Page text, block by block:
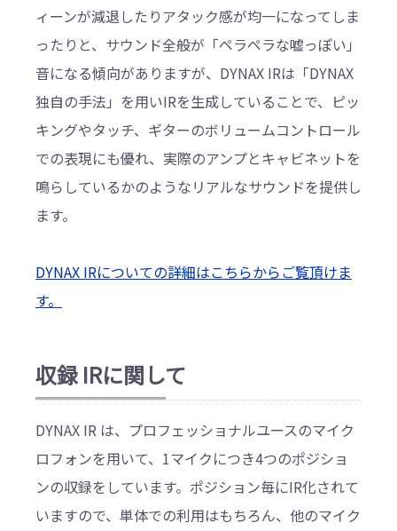
ィーンが減退したりアタック感が均一になってしま
ったりと、サウンド全般が「ペラペラな嘘っぽい」
音になる傾向がありますが、DYNAX IRは「DYNAX
独自の手法」を用いIRを生成していることで、ピッ
キングやタッチ、ギターのボリュームコントロール
での表現にも優れ、実際のアンプとキャビネットを
鳴らしているかのようなリアルなサウンドを提供し
ます。
DYNAX IRについての詳細はこちらからご覧頂けま
す。
収録 IRに関して
DYNAX IR は、プロフェッショナルユースのマイク
ロフォンを用いて、1マイクにつき4つのポジショ
ンの収録をしています。ポジション毎にIR化されて
いますので、単体での利用はもちろん、他のマイク